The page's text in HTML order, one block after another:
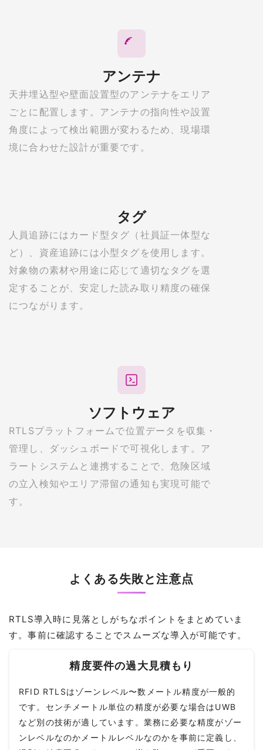
アンテナ
天井埋込型や壁面設置型のアンテナをエリア
ごとに配置します。アンテナの指向性や設置
角度によって検出範囲が変わるため、現場環
境に合わせた設計が重要です。
タグ
人員追跡にはカード型タグ（社員証一体型な
ど）、資産追跡には小型タグを使用します。
対象物の素材や用途に応じて適切なタグを選
定することが、安定した読み取り精度の確保
につながります。
ソフトウェア
RTLSプラットフォームで位置データを収集・
管理し、ダッシュボードで可視化します。ア
ラートシステムと連携することで、危険区域
の立入検知やエリア滞留の通知も実現可能で
す。
よくある失敗と注意点
RTLS導入時に見落としがちなポイントをまとめていま
す。事前に確認することでスムーズな導入が可能です。
精度要件の過大見積もり
RFID RTLSはゾーンレベル〜数メートル精度が一般的
です。センチメートル単位の精度が必要な場合はUWB
など別の技術が適しています。業務に必要な精度がゾー
ンレベルなのかメートルレベルなのかを事前に定義し、